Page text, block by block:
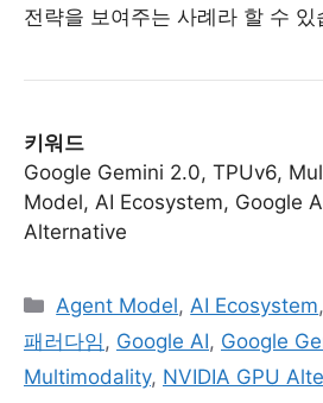
전략을 보여주는 사례라 할 수 있
키워드
Google Gemini 2.0, TPUv6,
Model, AI Ecosystem, Google
Alternative
Categories
Agent Model,AI Ecosystem
패러다임, Google AI, Google
Multimodality, NVIDIA GPU